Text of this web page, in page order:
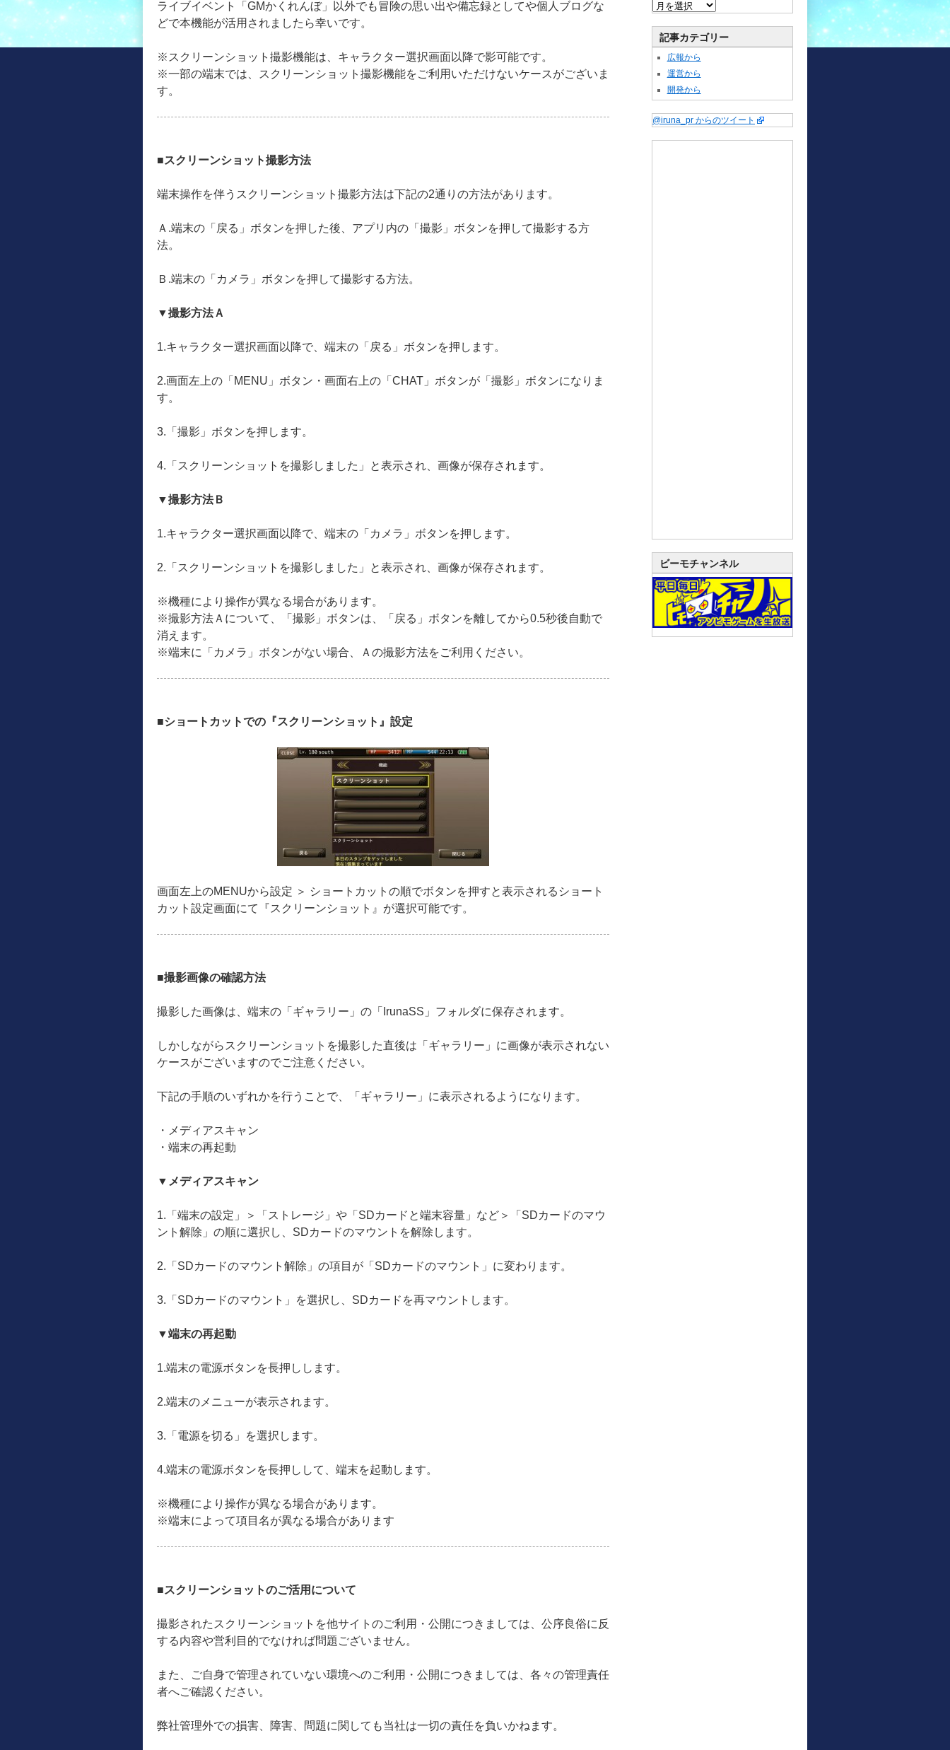
ライブイベント「GMかくれんぼ」以外でも冒険の思い出や備忘録としてや個人ブログな
どで本機能が活用されましたら幸いです。
※スクリーンショット撮影機能は、キャラクター選択画面以降で影可能です。
※一部の端末では、スクリーンショット撮影機能をご利用いただけないケースがございま
す。
■スクリーンショット撮影方法
端末操作を伴うスクリーンショット撮影方法は下記の2通りの方法があります。
Ａ.端末の「戻る」ボタンを押した後、アプリ内の「撮影」ボタンを押して撮影する方
法。
Ｂ.端末の「カメラ」ボタンを押して撮影する方法。
▼撮影方法Ａ
1.キャラクター選択画面以降で、端末の「戻る」ボタンを押します。
2.画面左上の「MENU」ボタン・画面右上の「CHAT」ボタンが「撮影」ボタンになりま
す。
3.「撮影」ボタンを押します。
4.「スクリーンショットを撮影しました」と表示され、画像が保存されます。
▼撮影方法Ｂ
1.キャラクター選択画面以降で、端末の「カメラ」ボタンを押します。
2.「スクリーンショットを撮影しました」と表示され、画像が保存されます。
※機種により操作が異なる場合があります。
※撮影方法Ａについて、「撮影」ボタンは、「戻る」ボタンを離してから0.5秒後自動で
消えます。
※端末に「カメラ」ボタンがない場合、Ａの撮影方法をご利用ください。
■ショートカットでの『スクリーンショット』設定
画面左上のMENUから設定 ＞ ショートカットの順でボタンを押すと表示されるショート
カット設定画面にて『スクリーンショット』が選択可能です。
■撮影画像の確認方法
撮影した画像は、端末の「ギャラリー」の「IrunaSS」フォルダに保存されます。
しかしながらスクリーンショットを撮影した直後は「ギャラリー」に画像が表示されない
ケースがございますのでご注意ください。
下記の手順のいずれかを行うことで、「ギャラリー」に表示されるようになります。
・メディアスキャン
・端末の再起動
▼メディアスキャン
1.「端末の設定」＞「ストレージ」や「SDカードと端末容量」など＞「SDカードのマウ
ント解除」の順に選択し、SDカードのマウントを解除します。
2.「SDカードのマウント解除」の項目が「SDカードのマウント」に変わります。
3.「SDカードのマウント」を選択し、SDカードを再マウントします。
▼端末の再起動
1.端末の電源ボタンを長押しします。
2.端末のメニューが表示されます。
3.「電源を切る」を選択します。
4.端末の電源ボタンを長押しして、端末を起動します。
※機種により操作が異なる場合があります。
※端末によって項目名が異なる場合があります
■スクリーンショットのご活用について
撮影されたスクリーンショットを他サイトのご利用・公開につきましては、公序良俗に反
する内容や営利目的でなければ問題ございません。
また、ご自身で管理されていない環境へのご利用・公開につきましては、各々の管理責任
者へご確認ください。
弊社管理外での損害、障害、問題に関しても当社は一切の責任を負いかねます。
記事カテゴリー
広報から
運営から
開発から
@iruna_pr からのツイート
ビーモチャンネル